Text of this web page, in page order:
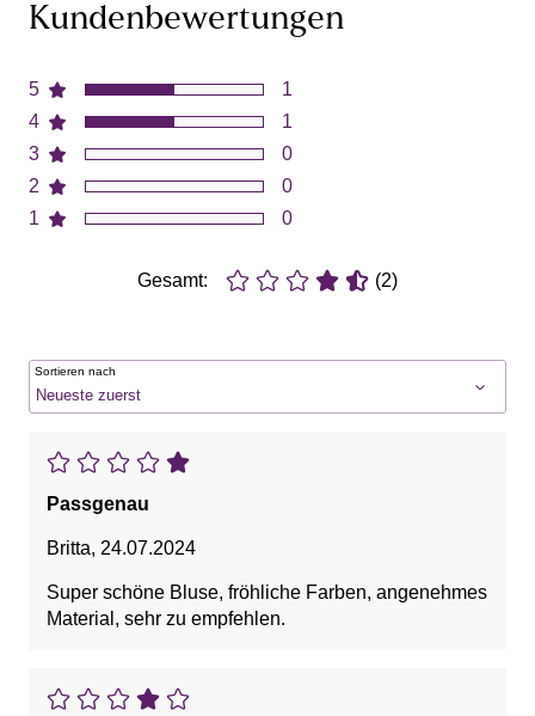
Kundenbewertungen
5
4
3
2
1
1
1
0
0
0
Gesamt: (2)
Sortieren nach
Passgenau
Britta, 24.07.2024
Super schöne Bluse, fröhliche Farben, angenehmes
Material, sehr zu empfehlen.